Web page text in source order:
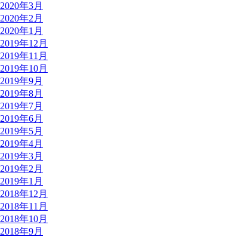
2020年3月
2020年2月
2020年1月
2019年12月
2019年11月
2019年10月
2019年9月
2019年8月
2019年7月
2019年6月
2019年5月
2019年4月
2019年3月
2019年2月
2019年1月
2018年12月
2018年11月
2018年10月
2018年9月